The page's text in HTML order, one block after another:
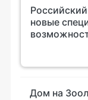
новые
Дом на